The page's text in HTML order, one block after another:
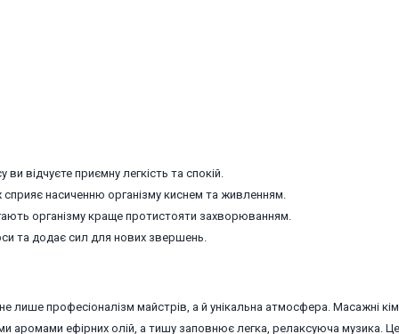
відчуєте приємну легкість та спокій.
насиченню організму киснем та живленням.
організму краще протистояти захворюванням.
та додає сил для нових звершень.
лише професіоналізм майстрів, а й унікальна атмосфера. Масажні
аромами ефірних олій, а тишу заповнює легка, релаксуюча музика. Це